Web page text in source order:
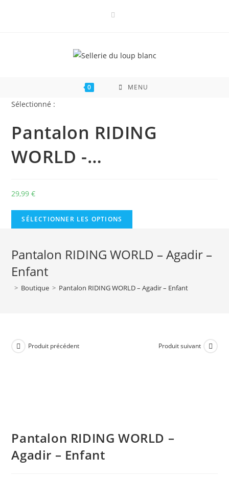
0 MENU
Sélectionné :
Pantalon RIDING
WORLD -…
29,99€
SÉLECTIONNER LES OPTIONS
Pantalon RIDING WORLD – Agadir –
Enfant
> Boutique > Pantalon RIDING WORLD – Agadir – Enfant
Produit précédent Produit suivant
Pantalon RIDING WORLD –
Agadir – Enfant